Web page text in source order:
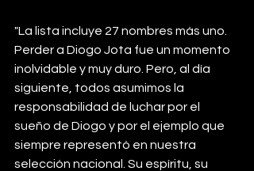
"La lista incluye 27 nombres más uno.
Perder a Diogo Jota fue un momento
inolvidable y muy duro. Pero, al día
siguiente, todos asumimos la
responsabilidad de luchar por el
sueño de Diogo y por el ejemplo que
siempre representó en nuestra
selección nacional. Su espíritu, su